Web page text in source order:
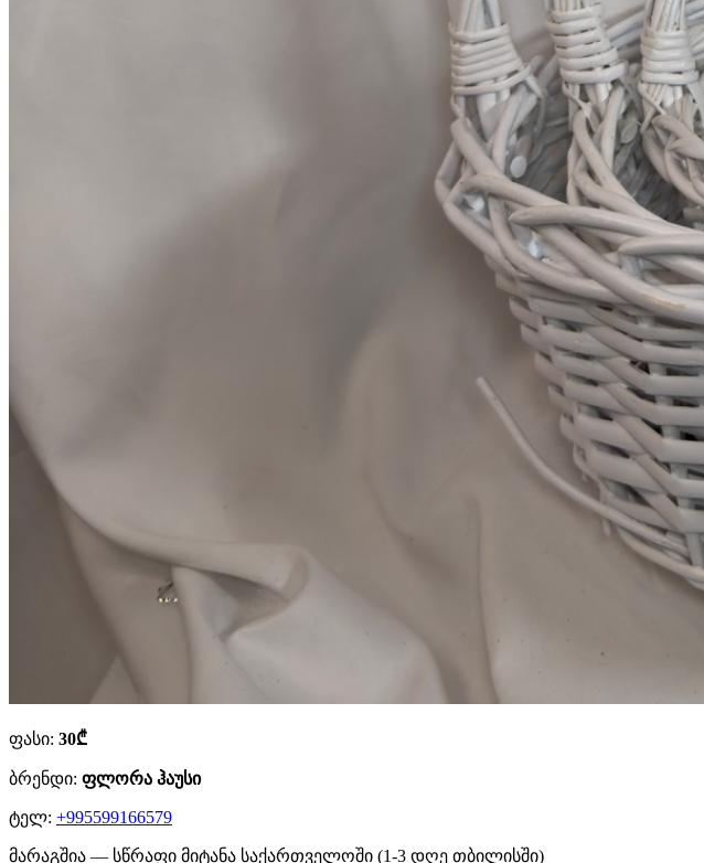
ფასი: 30₾
ბრენდი: ფლორა ჰაუსი
ტელ: +995599166579
მარაგშია — სწრაფი მიტანა საქართველოში (1-3 დღე თბილისში)